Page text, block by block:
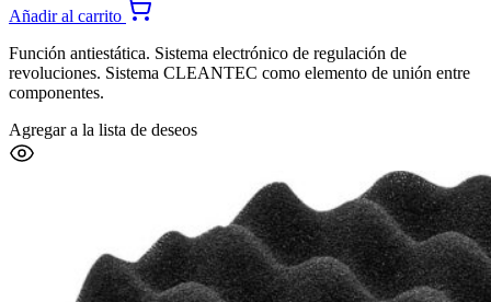
Añadir al carrito
Función antiestática. Sistema electrónico de regulación de
revoluciones. Sistema CLEANTEC como elemento de unión entre
componentes.
Agregar a la lista de deseos